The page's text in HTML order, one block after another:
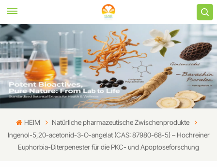
HEIM
Natürliche pharmazeutische Zwischenprodukte
Ingenol-5,20-acetonid-3-O-angelat (CAS: 87980-68-5) – Hochreiner
Euphorbia-Diterpenester für die PKC- und Apoptoseforschung